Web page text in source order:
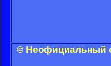
© Неофициальный